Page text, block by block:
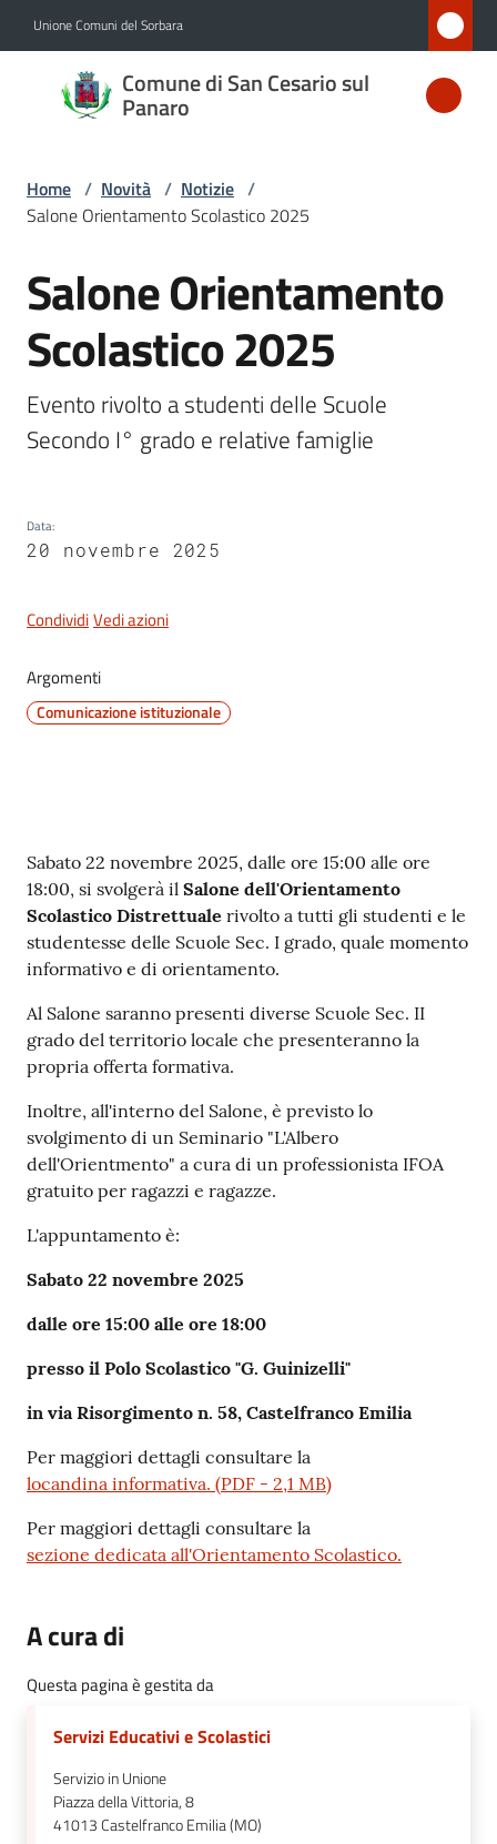
Unione Comuni del Sorbara
Comune di San Cesario sul
Panaro
Comune
di San
sul
Panaro
Amministrazione
Novità
Menu selezionato
Servizi
San
Cesario
Seguici
su
Home / Novità / Notizie /
Salone Orientamento Scolastico 2025
Salta al contenuto
Salone Orientamento
Scolastico 2025
Evento rivolto a studenti delle Scuole
Secondo I° grado e relative famiglie
Data:
20 novembre 2025
CondividiVedi azioni
Argomenti
Comunicazione istituzionale
Contenuto
Sabato 22 novembre 2025, dalle ore 15:00 alle ore
18:00, si svolgerà il Salone dell'Orientamento
Scolastico Distrettuale rivolto a tutti gli studenti e le
studentesse delle Scuole Sec. I grado, quale momento
informativo e di orientamento.
Al Salone saranno presenti diverse Scuole Sec. II
grado del territorio locale che presenteranno la
propria offerta formativa.
Inoltre, all'interno del Salone, è previsto lo
svolgimento di un Seminario "L'Albero
dell'Orientmento" a cura di un professionista IFOA
gratuito per ragazzi e ragazze.
L'appuntamento è:
Sabato 22 novembre 2025
dalle ore 15:00 alle ore 18:00
presso il Polo Scolastico "G. Guinizelli"
in via Risorgimento n. 58, Castelfranco Emilia
Per maggiori dettagli consultare la
locandina informativa. (PDF - 2,1 MB)
Per maggiori dettagli consultare la
sezione dedicata all'Orientamento Scolastico.
A cura di
Questa pagina è gestita da
Servizi Educativi e Scolastici
Servizio in Unione
Piazza della Vittoria, 8
41013Castelfranco Emilia (MO)